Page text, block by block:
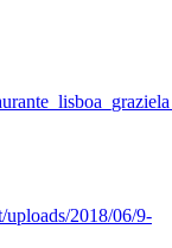
2018/06/9-